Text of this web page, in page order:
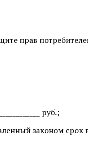
прав
руб.;
законом срок в